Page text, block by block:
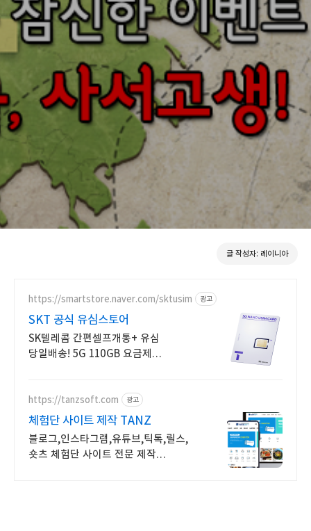
글 작성자: 레이니아
https://smartstore.naver.com/sktusim 광고
SKT 공식 유심스토어
SK텔레콤 간편셀프개통+ 유심
당일배송! 5G 110GB 요금제
https://tanzsoft.com 광고
체험단 사이트 제작 TANZ
블로그,인스타그램,유튜브,틱톡,릴스,
숏츠 체험단 사이트 전문 제작